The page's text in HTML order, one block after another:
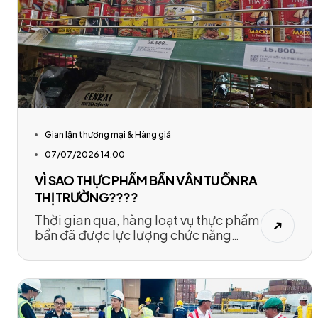
Gian lận thương mại & Hàng giả
07/07/2026 14:00
VÌ SAO THỰC PHẨM BẨN VẪN TUỒN RA
THỊ TRƯỜNG????
Thời gian qua, hàng loạt vụ thực phẩm
bẩn đã được lực lượng chức năng
dây "phù phép" thịt lợn bệnh thành
thịt lợn tươi... Thực tế này đã gióng
lên “hồi chuông” báo động về chất
lượng thực phẩm, dư luận lo lắng vì